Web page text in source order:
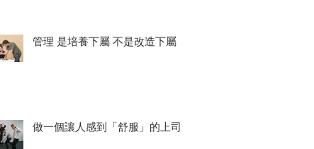
管理 是培養下屬 不是改造下屬
做一個讓人感到「舒服」的上司